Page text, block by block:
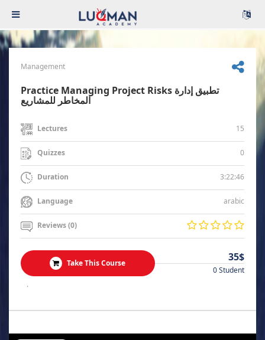
Management
Practice Managing Project Risks تطبيق إدارة
المخاطر للمشاريع
Lectures 15
Quizzes 0
Duration 3:22:46
Language arabic
Reviews (0)
Take This Course 35$
0 Student
.